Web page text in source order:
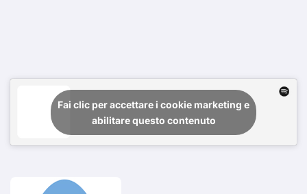
Fai clic per accettare i cookie marketing e
abilitare questo contenuto